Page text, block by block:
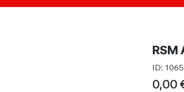
RSM
ID:
0,00